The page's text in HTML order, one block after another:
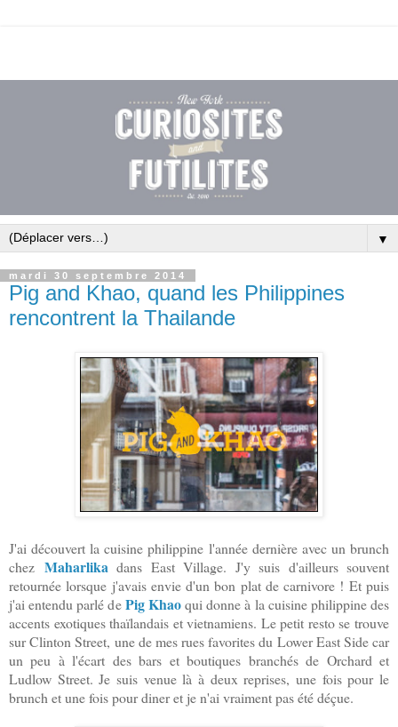
▼
mardi 30 septembre 2014
Pig and Khao, quand les Philippines
rencontrent la Thailande
J'ai découvert la cuisine philippine l'année dernière avec un brunch
chez Maharlika dans East Village. J'y suis d'ailleurs souvent
retournée lorsque j'avais envie d'un bon plat de carnivore ! Et puis
j'ai entendu parlé dePig Khaoqui donne à la cuisine philippine des
accents exotiques thaïlandais et vietnamiens. Le petit resto se trouve
sur Clinton Street, une de mes rues favorites du Lower East Side car
un peu à l'écart des bars et boutiques branchés de Orchard et
Ludlow Street. Je suis venue là à deux reprises, une fois pour le
brunch et une fois pour diner et je n'ai vraiment pas été déçue.